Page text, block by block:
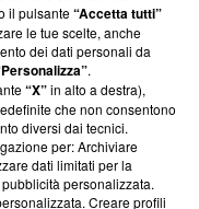
una verifica di
il pulsante“Accetta tutti”
le tue scelte, anche
dei dati personali da
.
“X”in alto a destra),
che non consentono
diversi dai tecnici.
per: Archiviare
dati limitati per la
personalizzata.
Creare profili